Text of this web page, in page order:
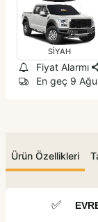
SİYAH
Fiyat Alarmı
En geç 9
Ürün Özellikleri
✅